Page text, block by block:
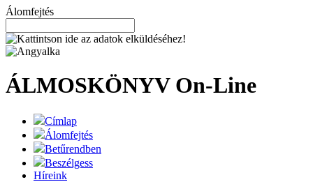
Álomfejtés
ÁLMOSKÖNYV On-Line
Címlap
Álomfejtés
Betűrendben
Beszélgess
Híreink